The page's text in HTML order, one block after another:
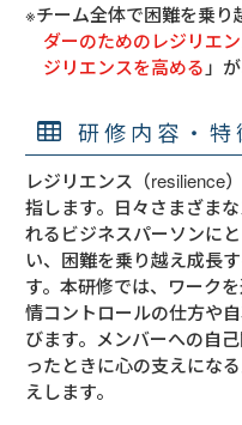
※チーム全体で困難を乗
ダーのためのレジリエ
ジリエンスを高める」
研修内容・特
レジリエンス（resilience
指します。日々さまざま
れるビジネスパーソンに
い、困難を乗り越え成長
す。本研修では、ワーク
情コントロールの仕方や
びます。メンバーへの自
ったときに心の支えにな
えします。